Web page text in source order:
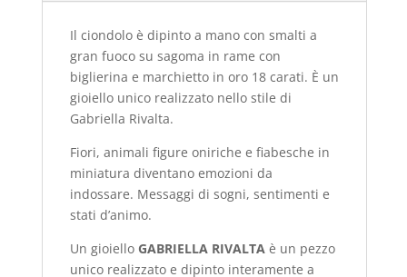
Il ciondolo è dipinto a mano con smalti a
gran fuoco su sagoma in rame con
biglierina e marchietto in oro 18 carati. È un
gioiello unico realizzato nello stile di
Gabriella Rivalta.
Fiori, animali figure oniriche e fiabesche in
miniatura diventano emozioni da
indossare. Messaggi di sogni, sentimenti e
stati d’animo.
Un gioiello GABRIELLA RIVALTAè un pezzo
unico realizzato e dipinto interamente a